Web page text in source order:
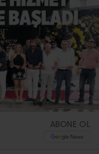
ABONE OL